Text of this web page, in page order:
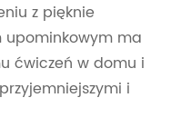
z pięknie
upominkowym ma
ćwiczeń w domu i
i